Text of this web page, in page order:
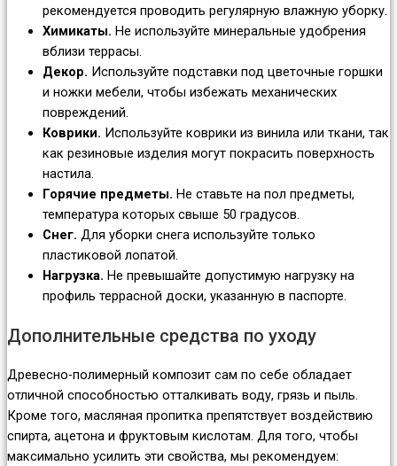
рекомендуется проводить регулярную влажную уборку.
Химикаты. Не используйте минеральные удобрения
вблизи террасы.
Декор. Используйте подставки под цветочные горшки
и ножки мебели, чтобы избежать механических
повреждений.
Коврики. Используйте коврики из винила или ткани, так
как резиновые изделия могут покрасить поверхность
настила.
Горячие предметы. Не ставьте на пол предметы,
температура которых свыше 50 градусов.
Снег. Для уборки снега используйте только
пластиковой лопатой.
Нагрузка. Не превышайте допустимую нагрузку на
профиль террасной доски, указанную в паспорте.
Дополнительные средства по уходу
Древесно-полимерный композит сам по себе обладает
отличной способностью отталкивать воду, грязь и пыль.
Кроме того, масляная пропитка препятствует воздействию
спирта, ацетона и фруктовым кислотам. Для того, чтобы
максимально усилить эти свойства, мы рекомендуем: